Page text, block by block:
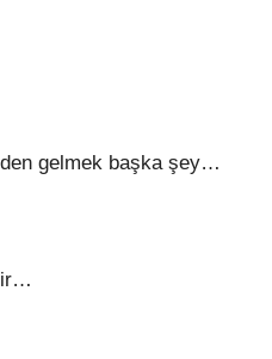
gelmek başka şey…